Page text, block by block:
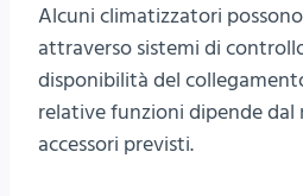
Alcuni climatizzatori
attraverso sistemi di
disponibilità del
relative funzioni dipende dal
accessori previsti.